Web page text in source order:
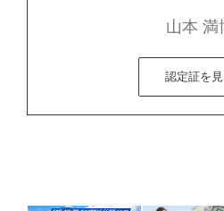
山本 満
認定証を